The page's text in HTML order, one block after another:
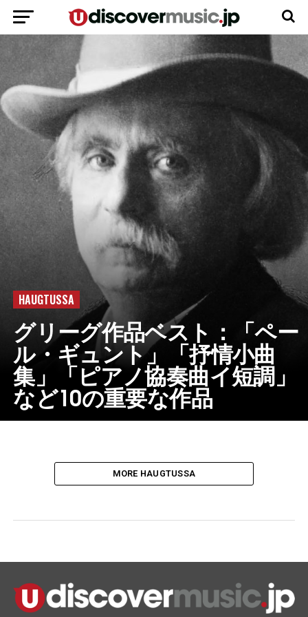
HAUGTUSSA
グリーグ作品ベスト：「ペー
ル・ギュント」「抒情小曲
集」「ピアノ協奏曲イ短調」
など10の重要な作品
MORE HAUGTUSSA